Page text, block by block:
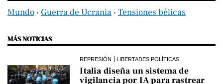
Mundo ‧ Guerra de Ucrania ‧ Tensiones bélicas
MÁS NOTICIAS
REPRESIÓN LIBERTADES POLÍTICAS
Italia diseña un sistema de
vigilancia por IA para rastrear